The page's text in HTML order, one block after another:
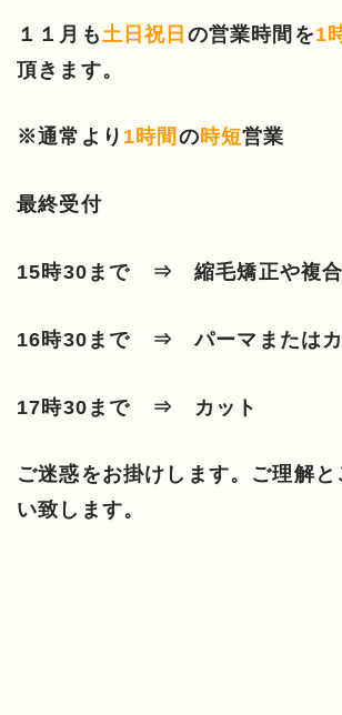
１１月も 土日祝日 の営業時間を1
頂きます。
※通常より 1時間 の時短営業
最終受付
15時30まで ⇒ 縮毛矯正や複
16時30まで ⇒ パーマまたは
17時30まで ⇒ カット
ご迷惑をお掛けします。ご理解
い致します。